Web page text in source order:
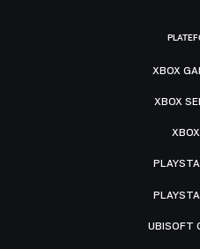
XBOX
XBOX
UBISOFT